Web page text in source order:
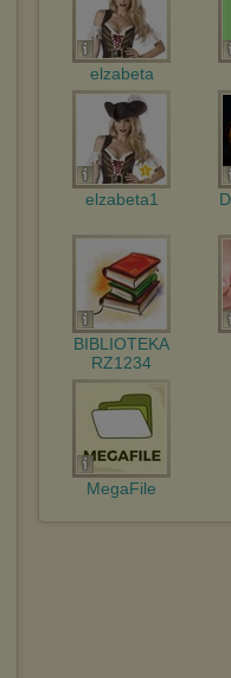
elzabeta
elzabeta1
BIBLIOTEKA
RZ1234
MegaFile